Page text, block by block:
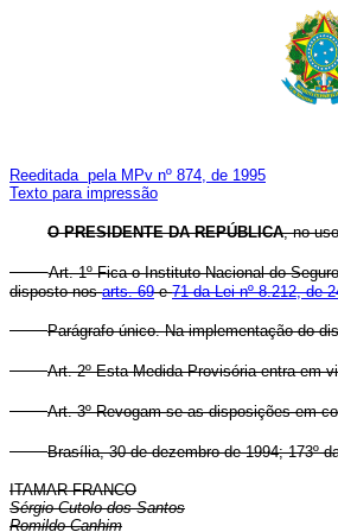
Reeditada pela MPv nº 874, de 1995
Texto para impressão
O PRESIDENTE DA REPÚBLICA, no
Art. 1º Fica o Instituto Nacional do
disposto nosarts. 69e71 da Lei nº 8.212, de
Parágrafo único. Na implementação do
Art. 2º Esta Medida Provisória entra em
Art. 3º Revogam-se as disposições em
Brasília, 30 de dezembro de 1994; 173º
ITAMAR FRANCO
Sérgio Cutolo dos Santos
Romildo Canhim